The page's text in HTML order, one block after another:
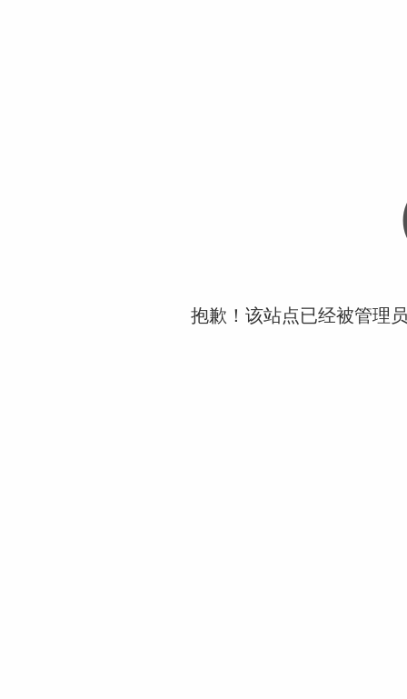
抱歉！该站点已经被管理